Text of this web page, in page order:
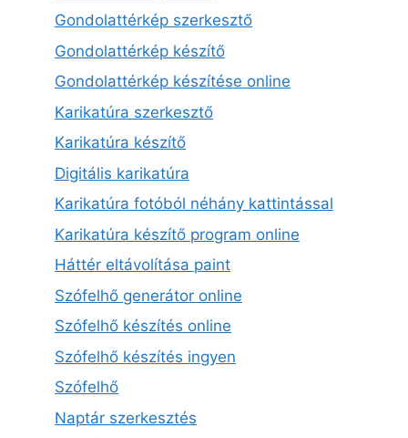
Gondolattérkép szerkesztő
Gondolattérkép készítő
Gondolattérkép készítése online
Karikatúra szerkesztő
Karikatúra készítő
Digitális karikatúra
Karikatúra fotóból néhány kattintással
Karikatúra készítő program online
Háttér eltávolítása paint
Szófelhő generátor online
Szófelhő készítés online
Szófelhő készítés ingyen
Szófelhő
Naptár szerkesztés